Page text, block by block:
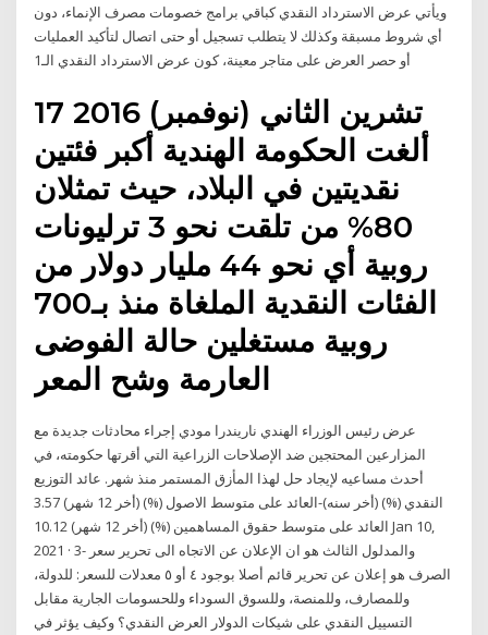
ويأتي عرض الاسترداد النقدي كباقي برامج خصومات مصرف الإنماء، دون
أي شروط مسبقة وكذلك لا يتطلب تسجيل أو حتى اتصال لتأكيد العمليات
أو حصر العرض على متاجر معينة، كون عرض الاسترداد النقدي الـ1
17 تشرين الثاني (نوفمبر) 2016
ألغت الحكومة الهندية أكبر فئتين
نقديتين في البلاد، حيث تمثلان
80% من تلقت نحو 3 ترليونات
روبية أي نحو 44 مليار دولار من
الفئات النقدية الملغاة منذ بـ700
روبية مستغلين حالة الفوضى
العارمة وشح المعر
عرض رئيس الوزراء الهندي ناريندرا مودي إجراء محادثات جديدة مع
المزارعين المحتجين ضد الإصلاحات الزراعية التي أقرتها حكومته، في
أحدث مساعيه لإيجاد حل لهذا المأزق المستمر منذ شهر. عائد التوزيع
النقدي (%) (أخر سنه)-العائد على متوسط الاصول (%) (أخر 12 شهر) 3.57
العائد على متوسط حقوق المساهمين (%) (أخر 12 شهر) 10.12 Jan 10,
2021 · 3- والمدلول الثالث هو ان الإعلان عن الاتجاه الى تحرير سعر
الصرف هو إعلان عن تحرير قائم أصلا بوجود ٤ أو ٥ معدلات للسعر: للدولة،
وللمصارف، وللمنصة، وللسوق السوداء وللحسومات الجارية مقابل
التسييل النقدي على شيكات الدولار العرض النقدي؟ وكيف يؤثر في